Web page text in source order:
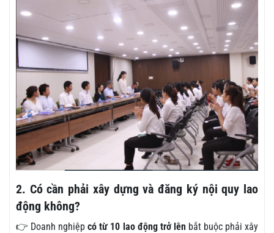
2. Có cần phải xây dựng và đăng ký nội quy lao
động không?
👉 Doanh nghiệpcó từ 10 lao động trở lên bắt buộc phải xây